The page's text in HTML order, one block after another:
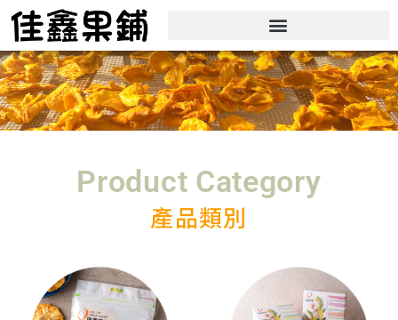
Product Category
產品類別